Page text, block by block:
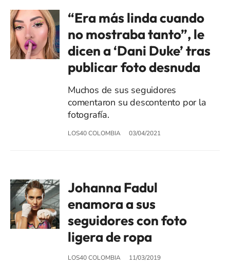
“Era más linda cuando
no mostraba tanto”, le
dicen a ‘Dani Duke’ tras
publicar foto desnuda
Muchos de sus seguidores
comentaron su descontento por la
fotografía.
LOS40 COLOMBIA 03/04/2021
Johanna Fadul
enamora a sus
seguidores con foto
ligera de ropa
LOS40 COLOMBIA 11/03/2019